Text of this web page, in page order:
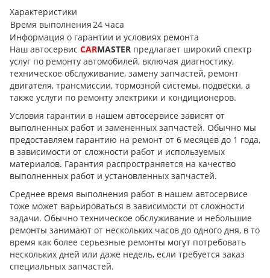
Характеристики
Время выполнения24 часа
Информация о гарантии и условиях ремонта
Наш автосервис CARMASTER предлагает широкий спектр
услуг по ремонту автомобилей, включая диагностику,
техническое обслуживание, замену запчастей, ремонт
двигателя, трансмиссии, тормозной системы, подвески, а
также услуги по ремонту электрики и кондиционеров.
Условия гарантии в нашем автосервисе зависят от
выполненных работ и замененных запчастей. Обычно мы
предоставляем гарантию на ремонт от 6 месяцев до 1 года,
в зависимости от сложности работ и используемых
материалов. Гарантия распространяется на качество
выполненных работ и установленных запчастей.
Среднее время выполнения работ в нашем автосервисе
тоже может варьироваться в зависимости от сложности
задачи. Обычно техническое обслуживание и небольшие
ремонты занимают от нескольких часов до одного дня, в то
время как более серьезные ремонты могут потребовать
нескольких дней или даже недель, если требуется заказ
специальных запчастей.